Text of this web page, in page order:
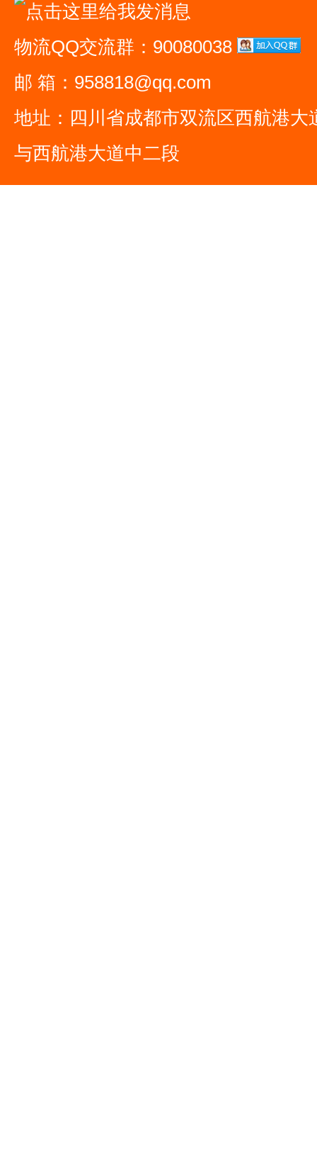
物流QQ交流群：90080038
邮 箱：958818@qq.com
地址：四川省成都市双流区西航港大
与西航港大道中二段